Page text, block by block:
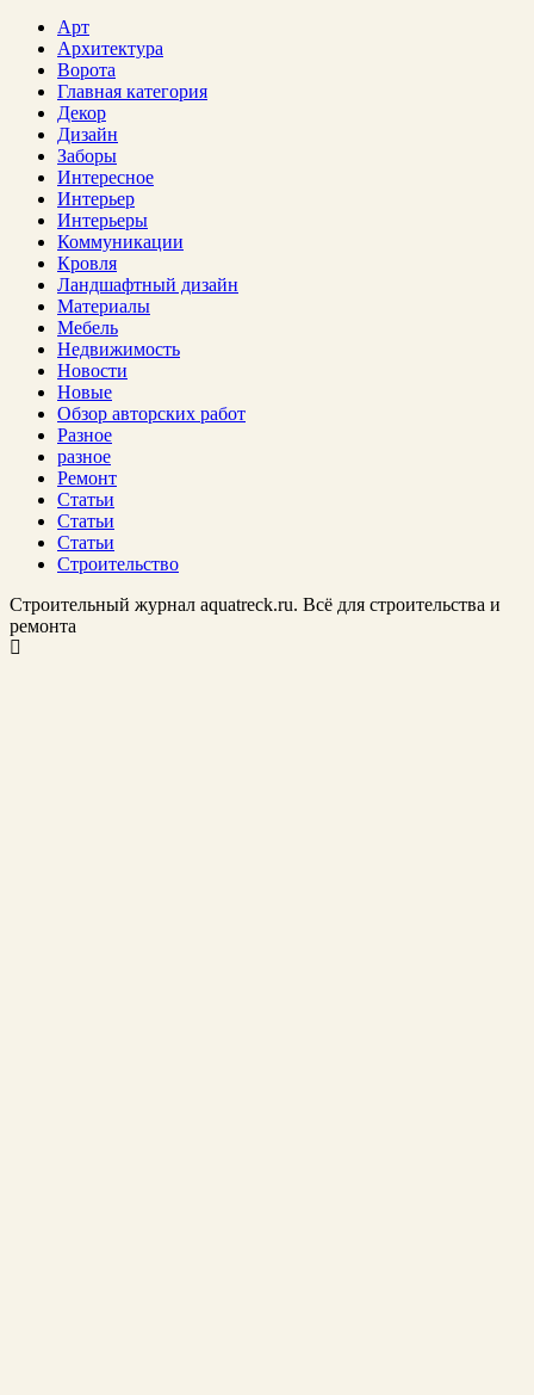
Арт
Архитектура
Ворота
Главная категория
Декор
Дизайн
Заборы
Интересное
Интерьер
Интерьеры
Коммуникации
Кровля
Ландшафтный дизайн
Материалы
Мебель
Недвижимость
Новости
Новые
Обзор авторских работ
Разное
разное
Ремонт
Статьи
Статьи
Статьи
Строительство
Строительный журнал aquatreck.ru. Всё для строительства и
ремонта